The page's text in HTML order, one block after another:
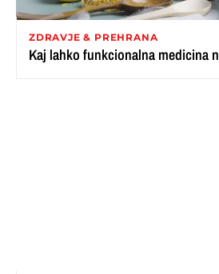
ZDRAVJE & PREHRANA
Kaj lahko funkcionalna medicina